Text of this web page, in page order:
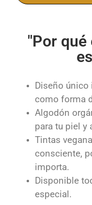
"Por qué
Diseño
como forma
Algodón
para tu piel y
Tintas
consciente,
importa.
Disponible
especial.